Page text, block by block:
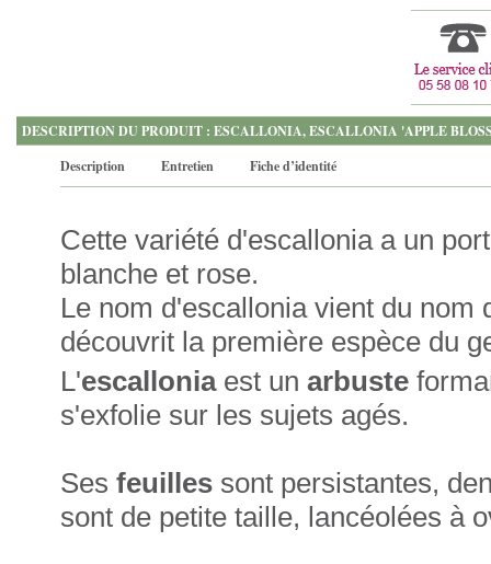
DESCRIPTION DU PRODUIT : ESCALLONIA, ESCALLONIA 'APPLE
Description
Entretien Fiche d’identité
Cette variété d'escallonia a un
blanche et rose.
Le nom d'escallonia vient du
découvrit la première espèce du
L'escalloniaest un arbuste
s'exfolie sur les sujets agés.
Ses feuilles sont persistantes,
sont de petite taille, lancéolées à